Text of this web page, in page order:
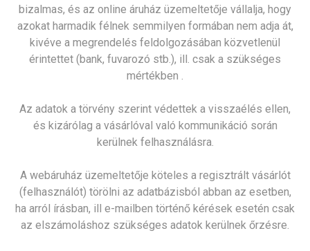
bizalmas, és az online áruház üzemeltetője vállalja, hogy
azokat harmadik félnek semmilyen formában nem adja át,
kivéve a megrendelés feldolgozásában közvetlenül
érintettet (bank, fuvarozó stb.), ill. csak a szükséges
mértékben .
Az adatok a törvény szerint védettek a visszaélés ellen,
és kizárólag a vásárlóval való kommunikáció során
kerülnek felhasználásra.
A webáruház üzemeltetője köteles a regisztrált vásárlót
(felhasználót) törölni az adatbázisból abban az esetben,
ha arról írásban, ill e-mailben történő kérések esetén csak
az elszámoláshoz szükséges adatok kerülnek őrzésre.